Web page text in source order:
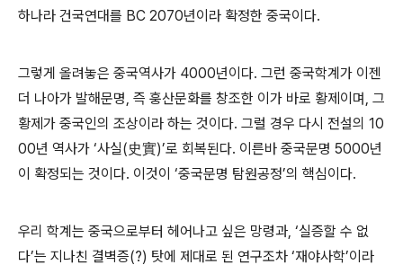
하나라 건국연대를 BC 2070년이라 확정한 중국이다.
그렇게 올려놓은 중국역사가 4000년이다. 그런 중국학계가 이젠
더 나아가 발해문명, 즉 훙산문화를 창조한 이가 바로 황제이며, 그
황제가 중국인의 조상이라 하는 것이다. 그럴 경우 다시 전설의 10
00년 역사가 ‘사실(史實)’로 회복된다. 이른바 중국문명 5000년
이 확정되는 것이다. 이것이 ‘중국문명 탐원공정’의 핵심이다.
우리 학계는 중국으로부터 헤어나고 싶은 망령과, ‘실증할 수 없
다’는 지나친 결벽증(?) 탓에 제대로 된 연구조차 ‘재야사학’이라